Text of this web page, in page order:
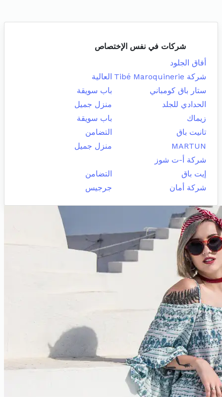
شركات في نفس الإختصاص
أفاق الجلود
شركة Tibé Maroquinerie
العالية
ستار باق كومباني
باب سويقة
الحدادي للجلد
منزل جميل
زيماك
باب سويقة
تانيت باق
التضامن
MARTUN
منزل جميل
شركة أ-ت شوز
إيت باق
التضامن
شركة أمان
جرجيس